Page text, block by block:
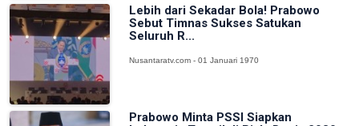
Lebih dari Sekadar Bola! Prabowo
Sebut Timnas Sukses Satukan
Seluruh R...
Nusantaratv.com - 01 Januari 1970
Prabowo Minta PSSI Siapkan